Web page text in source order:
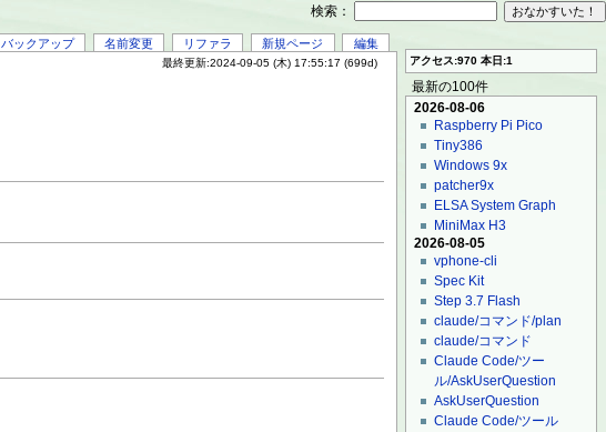
バックアップ 名前変更 リファラ 新規ページ 編集
最終更新:2024-09-05 (木) 17:55:17 (699d) アクセス:970 本日:1
最新の100件
2026-08-06
Raspberry Pi Pico
Tiny386
Windows 9x
patcher9x
ELSA System Graph
MiniMax H3
2026-08-05
vphone-cli
Spec Kit
Step 3.7 Flash
claude/コマンド/plan
claude/コマンド
Claude Code/ツー
ル/AskUserQuestion
AskUserQuestion
Claude Code/ツール
検索：